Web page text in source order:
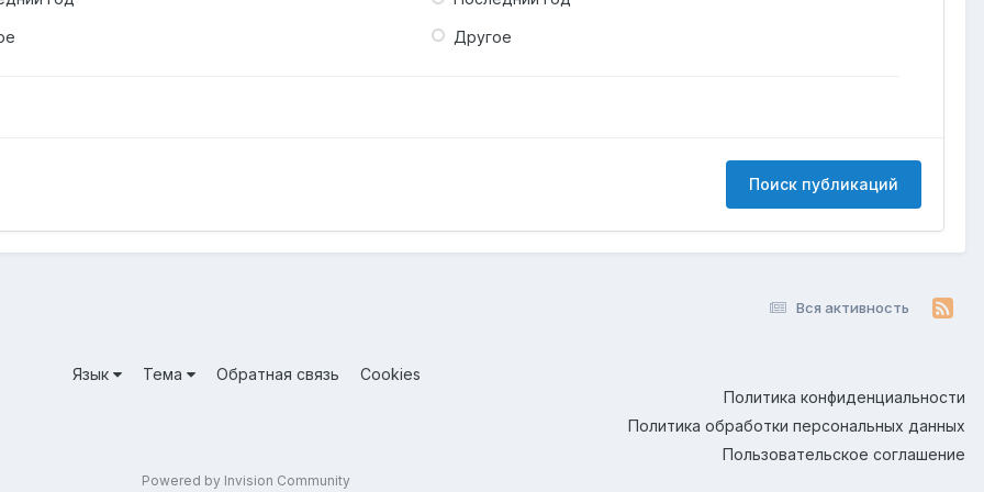
Другое
Поиск публикаций
Вся активность
Язык Тема Обратная связь
Cookies
Политика конфиденциальности
Политика обработки персональных данных
Пользовательское соглашение
Powered by Invision Community